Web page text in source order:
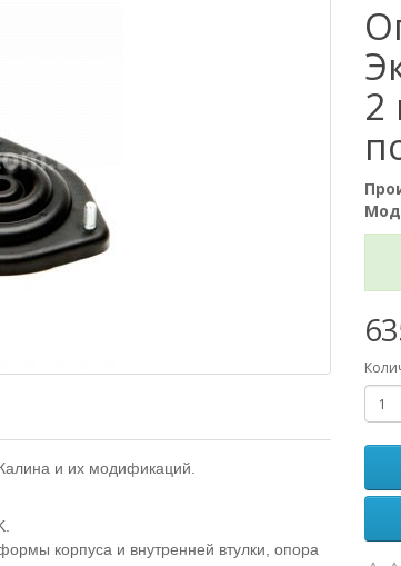
и их модификаций.
корпуса и внутренней втулки, опора
2